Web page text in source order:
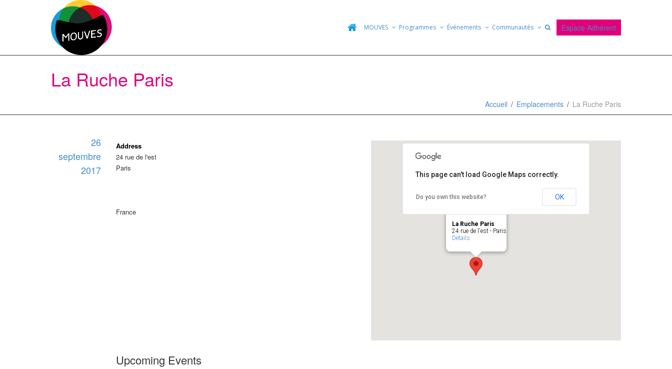
MOUVES Programmes Événements Communautés Espace Adhérent
La Ruche Paris
Accueil Emplacements La Ruche Paris
26
septembre
2017
La Ruche Paris
24 rue de l'est - Paris
Details
This page can't load Google Maps correctly.
Do you own this website? OK
Address
24 rue de l'est
Paris
France
Upcoming Events